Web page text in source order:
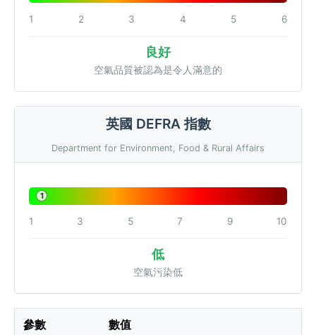
1 2 3 4 5 6
良好
空氣品質被認為是令人滿意的
英國 DEFRA 指數
Department for Environment, Food & Rural Affairs
1
1 3 5 7 9 10
低
空氣污染低
參數 數值